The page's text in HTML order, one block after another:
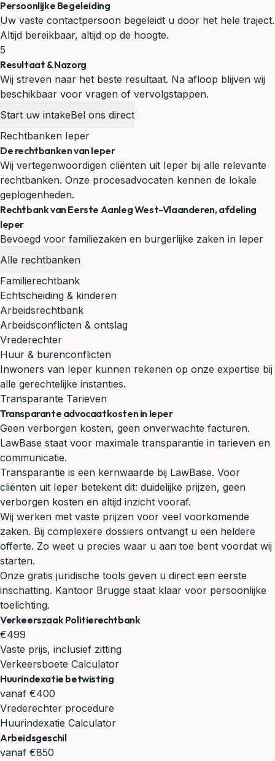
Persoonlijke Begeleiding
Uw vaste contactpersoon begeleidt u door het hele traject.
Altijd bereikbaar, altijd op de hoogte.
5
Resultaat & Nazorg
Wij streven naar het beste resultaat. Na afloop blijven wij
beschikbaar voor vragen of vervolgstappen.
Start uw intakeBel ons direct
Rechtbanken Ieper
De rechtbanken van Ieper
Wij vertegenwoordigen cliënten uit Ieper bij alle relevante
rechtbanken. Onze procesadvocaten kennen de lokale
geplogenheden.
Rechtbank van Eerste Aanleg West-Vlaanderen, afdeling
Ieper
Bevoegd voor familiezaken en burgerlijke zaken in Ieper
Alle rechtbanken
Familierechtbank
Echtscheiding & kinderen
Arbeidsrechtbank
Arbeidsconflicten & ontslag
Vrederechter
Huur & burenconflicten
Inwoners van Ieper kunnen rekenen op onze expertise bij
alle gerechtelijke instanties.
Transparante Tarieven
Transparante advocaatkosten in Ieper
Geen verborgen kosten, geen onverwachte facturen.
LawBase staat voor maximale transparantie in tarieven en
communicatie.
Transparantie is een kernwaarde bij LawBase. Voor
cliënten uit Ieper betekent dit: duidelijke prijzen, geen
verborgen kosten en altijd inzicht vooraf.
Wij werken met vaste prijzen voor veel voorkomende
zaken. Bij complexere dossiers ontvangt u een heldere
offerte. Zo weet u precies waar u aan toe bent voordat wij
starten.
Onze gratis juridische tools geven u direct een eerste
inschatting. Kantoor Brugge staat klaar voor persoonlijke
toelichting.
Verkeerszaak Politierechtbank
€499
Vaste prijs, inclusief zitting
Verkeersboete Calculator
Huurindexatie betwisting
vanaf €400
Vrederechter procedure
Huurindexatie Calculator
Arbeidsgeschil
vanaf €850